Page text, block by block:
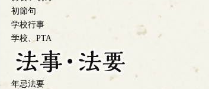
初節句
学校行事
学校、PTA
年忌法要